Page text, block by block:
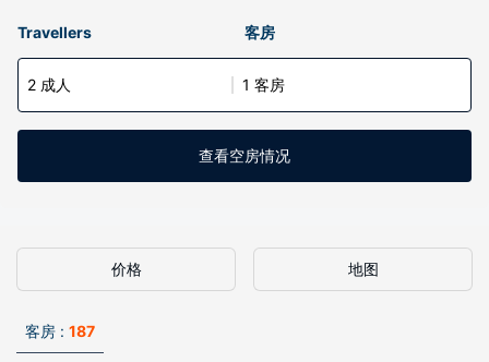
Travellers 客房
2 成人 1 客房
查看空房情况
价格 地图
客房 : 187